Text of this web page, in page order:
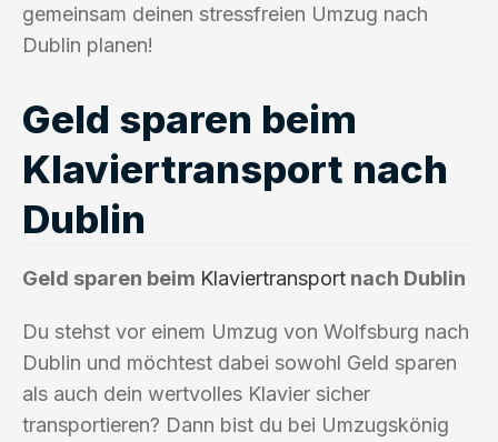
gemeinsam deinen stressfreien Umzug nach
Dublin planen!
Geld sparen beim
Klaviertransport nach
Dublin
Geld sparen beim Klaviertransport nach Dublin
Du stehst vor einem Umzug von Wolfsburg nach
Dublin und möchtest dabei sowohl Geld sparen
als auch dein wertvolles Klavier sicher
transportieren? Dann bist du bei Umzugskönig